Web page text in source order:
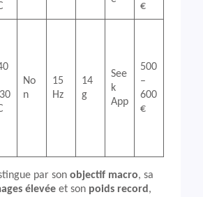
€
No
n
15
Hz
14
g
See
k
App
500
–
600
€
par son objectif macro, sa
élevée et son poids record ,